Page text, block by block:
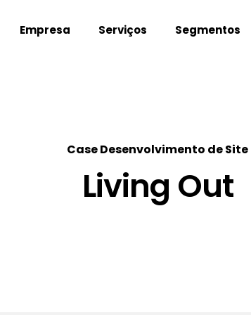
Empresa Serviços Segmentos
Case Desenvolvimento de Site
Living Out